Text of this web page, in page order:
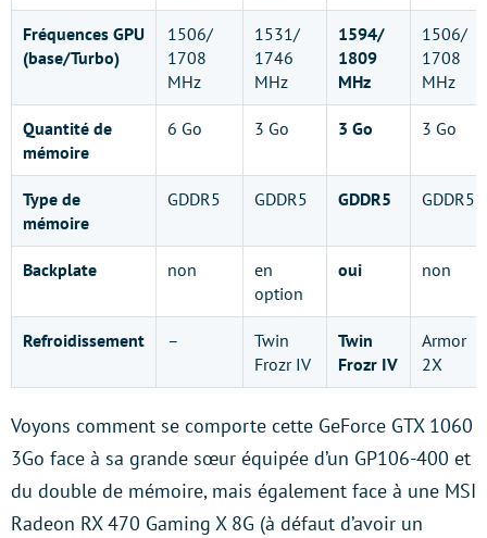
Fréquences GPU
(base/Turbo)
1506/
1708
MHz
1531/
1746
MHz
1594/
1809
MHz
1506/
1708
MHz
Quantité de
mémoire
6 Go 3 Go 3 Go 3 Go
Type de
mémoire
GDDR5 GDDR5 GDDR5 GDDR5
Backplate non
en
option
oui non
Refroidissement –
Twin
Frozr IV
Twin
Frozr IV
Armor
2X
Voyons comment se comporte cette GeForce GTX 1060
3Go face à sa grande sœur équipée d’un GP106-400 et
du double de mémoire, mais également face à une MSI
Radeon RX 470 Gaming X 8G (à défaut d’avoir un